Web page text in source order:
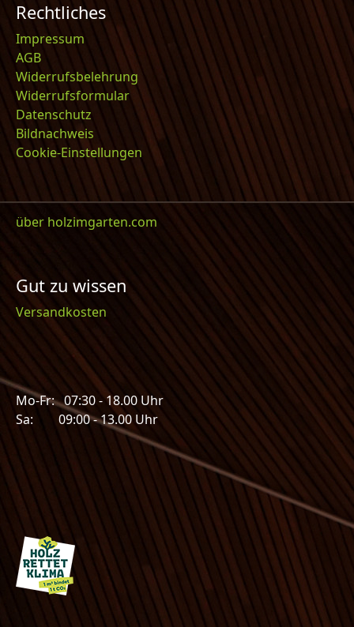
Rechtliches
Impressum
AGB
Widerrufsbelehrung
Widerrufsformular
Datenschutz
Bildnachweis
Cookie-Einstellungen
über holzimgarten.com
Gut zu wissen
Versandkosten
Mo-Fr: 07:30 - 18.00 Uhr
Sa: 09:00 - 13.00 Uhr